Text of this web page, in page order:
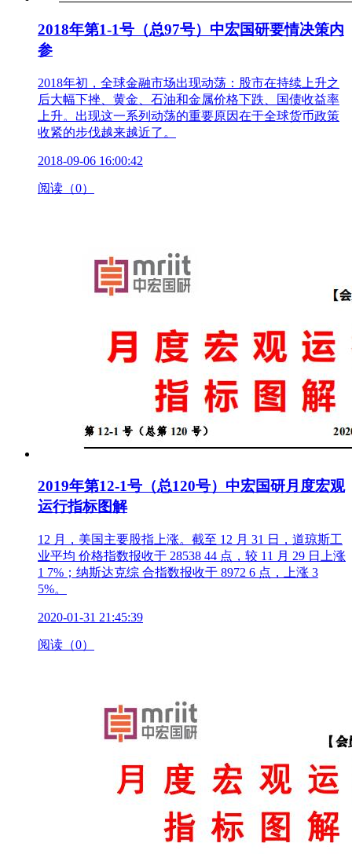
2018年第1-1号（总97号）中宏国研要情决策内
参
2018年初，全球金融市场出现动荡：股市在持续上升之
后大幅下挫、黄金、石油和金属价格下跌、国债收益率
上升。出现这一系列动荡的重要原因在于全球货币政策
收紧的步伐越来越近了。
2018-09-06 16:00:42
阅读（0）
2019年第12-1号（总120号）中宏国研月度宏观
运行指标图解
12 月，美国主要股指上涨。截至 12 月 31 日，道琼斯工
业平均 价格指数报收于 28538 44 点，较 11 月 29 日上涨
1 7%；纳斯达克综 合指数报收于 8972 6 点，上涨 3
5%。
2020-01-31 21:45:39
阅读（0）